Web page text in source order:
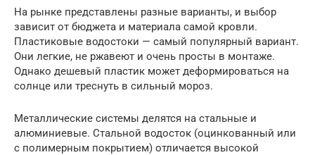
На рынке представлены разные варианты, и выбор
зависит от бюджета и материала самой кровли.
Пластиковые водостоки — самый популярный вариант.
Они легкие, не ржавеют и очень просты в монтаже.
Однако дешевый пластик может деформироваться на
солнце или треснуть в сильный мороз.
Металлические системы делятся на стальные и
алюминиевые. Стальной водосток (оцинкованный или
с полимерным покрытием) отличается высокой